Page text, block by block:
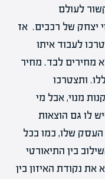
לעולם
יצחק של רכבים. אז
לעבוד איתו
מחירים לבד. מחיר
ותצטרכו
מנוי, אבל מי
לו גם הוצאות
העסק שלו, כמו בכל
בין התיאורטי
נקודת האיזון בין